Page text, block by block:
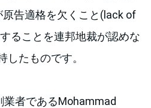
告適格を欠くこと(lack of
ることを連邦地裁が認めな
したものです。
業者であるMohammad